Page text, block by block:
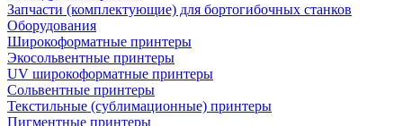
Запчасти (комплектующие) для бортогибочных станков
Оборудования
Широкоформатные принтеры
Экосольвентные принтеры
UV широкоформатные принтеры
Сольвентные принтеры
Текстильные (сублимационные) принтеры
Пигментные принтеры